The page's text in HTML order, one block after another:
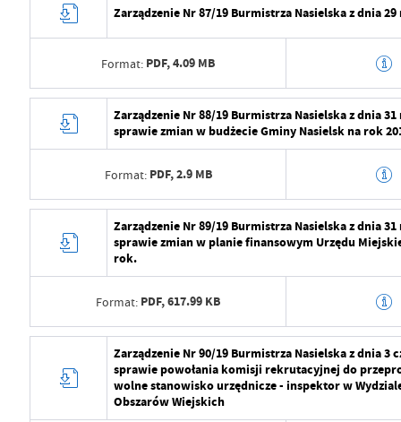
Data ostatniej aktualizacji 2024-08-01
Ostatnio zaktualizował Radosław
Data opublikowania 2024-07-29
Opublikował Radosław
Data ostatniej aktualizacji 2024-08-01
Ostatnio zaktualizował Radosław
Zarządzenie Nr 87/19 Burmistrza Nasielska z dnia
Format: PDF,4.09 MB
Radosław
Data opublikowania 2024-07-29
Opublikował Radosław
Data ostatniej aktualizacji 2024-08-01
Ostatnio zaktualizował Radosław
Zarządzenie Nr 88/19 Burmistrza Nasielska z dnia
sprawie zmian w budżecie Gminy Nasielsk na rok
Format: PDF,2.9 MB
Wytworzył Radosław
Data ostatniej aktualizacji 2024-08-01
Ostatnio zaktualizował Radosław
Zarządzenie Nr 89/19 Burmistrza Nasielska z dnia
sprawie zmian w planie finansowym Urzędu
rok.
Format: PDF,617.99 KB
Wytworzył Radosław
Zarządzenie Nr 90/19 Burmistrza Nasielska z dnia 3
sprawie powołania komisji rekrutacyjnej do
wolne stanowisko urzędnicze - inspektor w
Obszarów Wiejskich